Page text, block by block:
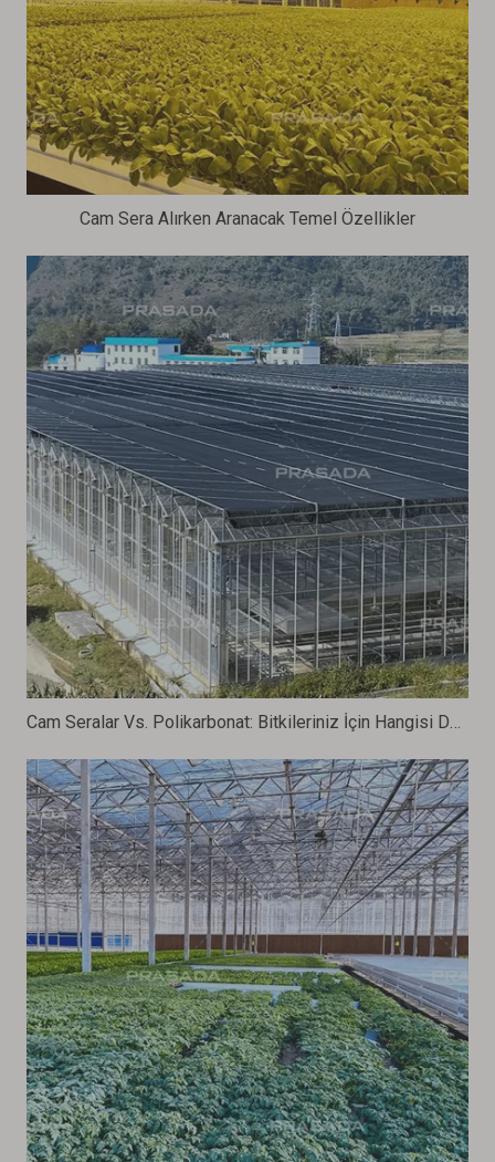
Cam Sera Alırken Aranacak Temel Özellikler
Cam Seralar Vs. Polikarbonat: Bitkileriniz İçin Hangisi Daha İyi?